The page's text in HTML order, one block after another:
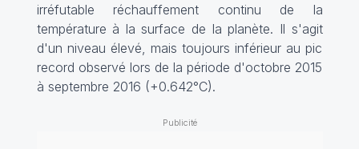
irréfutable réchauffement continu de la
température à la surface de la planète. Il s'agit
d'un niveau élevé, mais toujours inférieur au pic
record observé lors de la période d'octobre 2015
à septembre 2016 (+0.642°C).